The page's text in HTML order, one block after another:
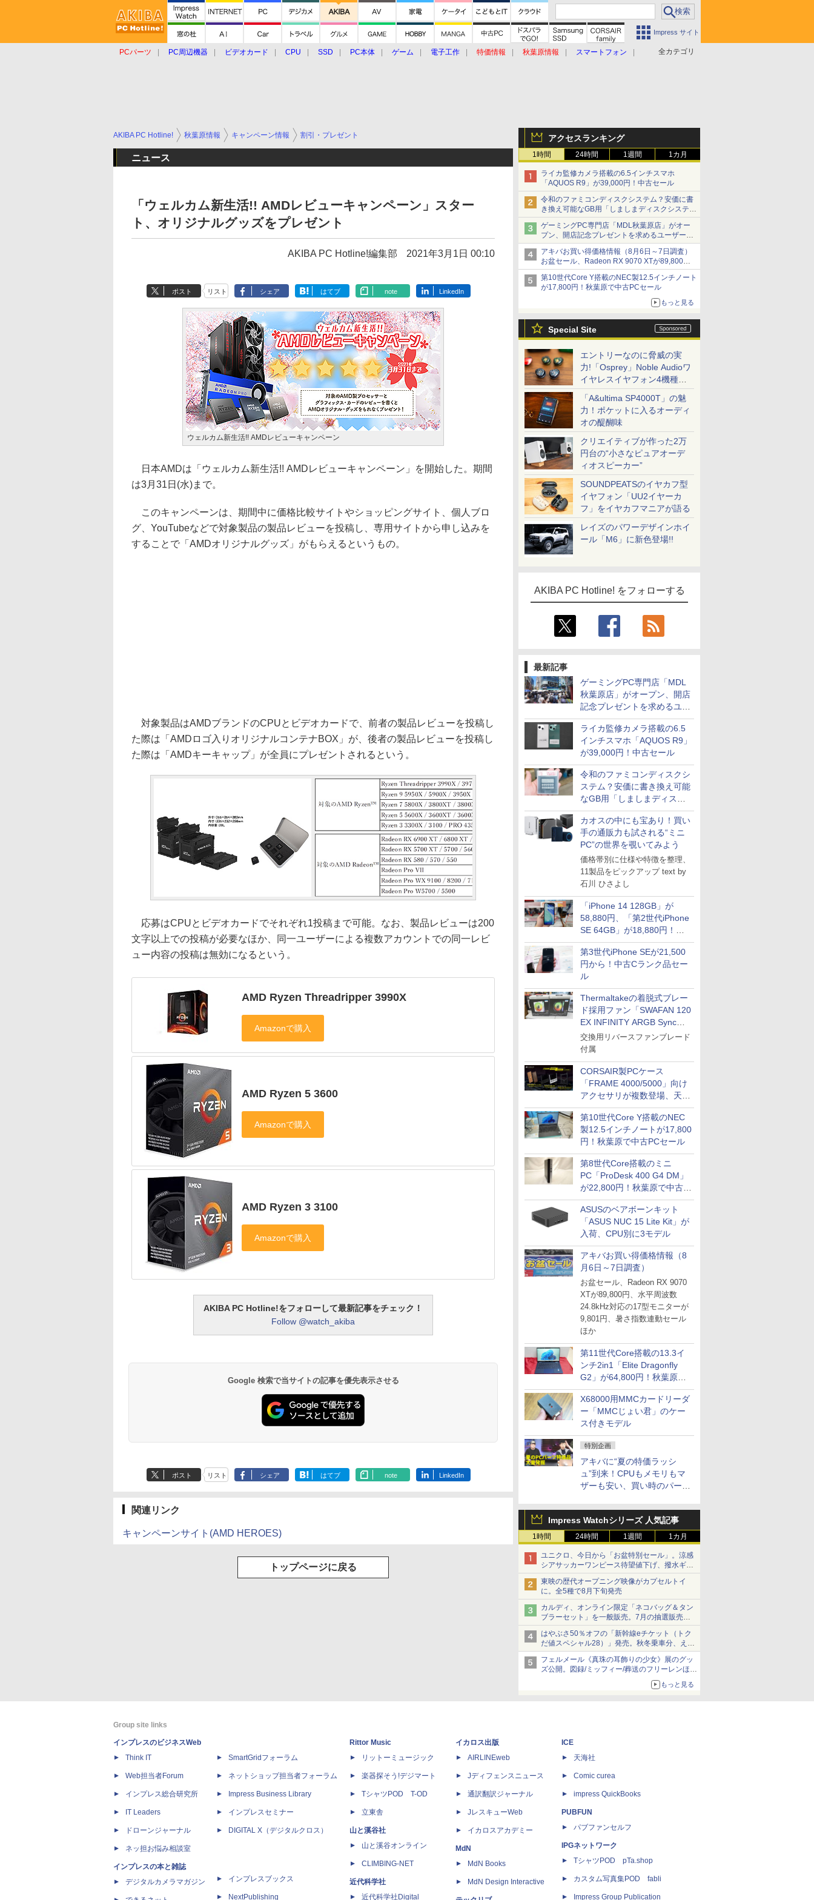
Impress サイト
全カテゴリ
PCパーツ PC周辺機器 ビデオカード CPU SSD PC本体 ゲーム 電子工作 特価情報 秋葉原情報
スマートフォン
アクセスランキング
1時間 24時間 1週間 1カ月
ライカ監修カメラ搭載の6.5インチスマホ
「AQUOS R9」が39,000円！中古セール
令和のファミコンディスクシステム？安価に書
き換え可能なGB用「しましまディスクシステ
ム」
ゲーミングPC専門店「MDL秋葉原店」がオー
プン、開店記念プレゼントを求めるユーザーが
押し寄せ長蛇の列に
アキバお買い得価格情報（8月6日～7日調査）
お盆セール、Radeon RX 9070 XTが89,800
円、水平周波数24.8kHz対応の17型モニターが
9,801円、暑さ指数連動セール ほか
第10世代Core Y搭載のNEC製12.5インチノート
が17,800円！秋葉原で中古PCセール
もっと見る
Special Site
エントリーなのに脅威の実
力!「Osprey」Noble Audioワ
イヤレスイヤフォン4機種を
一気に聴く
「A&ultima SP4000T」の魅
力！ポケットに入るオーディ
オの醍醐味
クリエイティブが作った2万
円台の“小さなピュアオーデ
ィオスピーカー”
SOUNDPEATSのイヤカフ型
イヤフォン「UU2イヤーカ
フ」をイヤカフマニアが語る
レイズのパワーデザインホイ
ール「M6」に新色登場!!
AKIBA PC Hotline! をフォローする
最新記事
ゲーミングPC専門店「MDL
秋葉原店」がオープン、開店
記念プレゼントを求めるユー
ザーが押し寄せ長蛇の列に
ライカ監修カメラ搭載の6.5
インチスマホ「AQUOS R9」
が39,000円！中古セール
令和のファミコンディスクシ
ステム？安価に書き換え可能
なGB用「しましまディスク
システム」
カオスの中にも宝あり！買い
手の通販力も試される“ミニ
PC”の世界を覗いてみよう
価格帯別に仕様や特徴を整理、
11製品をピックアップ text by
石川 ひさよし
「iPhone 14 128GB」が
58,880円、「第2世代iPhone
SE 64GB」が18,880円！中
古Bランク品セール
第3世代iPhone SEが21,500
円から！中古Cランク品セー
ル
Thermaltakeの着脱式ブレー
ド採用ファン「SWAFAN 120
EX INFINITY ARGB Sync」
に単品パッケージ
交換用リバースファンブレード
付属
CORSAIR製PCケース
「FRAME 4000/5000」向け
アクセサリが複数登場、天然
木製パネルや背面コネクタ対
応トレイなど
第10世代Core Y搭載のNEC
製12.5インチノートが17,800
円！秋葉原で中古PCセール
第8世代Core搭載のミニ
PC「ProDesk 400 G4 DM」
が22,800円！秋葉原で中古
PCセール
ASUSのベアボーンキット
「ASUS NUC 15 Lite Kit」が
入荷、CPU別に3モデル
アキバお買い得価格情報（8
月6日～7日調査）
お盆セール、Radeon RX 9070
XTが89,800円、水平周波数
24.8kHz対応の17型モニターが
9,801円、暑さ指数連動セール
ほか
第11世代Core搭載の13.3イ
ンチ2in1「Elite Dragonfly
G2」が64,800円！秋葉原で
中古PCセール
X68000用MMCカードリーダ
ー「MMCじょい君」のケー
ス付きモデル
特別企画
アキバに“夏の特価ラッシ
ュ”到来！CPUもメモリもマ
ザーも安い、買い時のパーツ
Impress Watchシリーズ 人気記事
1時間 24時間 1週間 1カ月
ユニクロ、今日から「お盆特別セール」。涼感
シアサッカーワンピース待望値下げ、撥水ギア
ショーツは1990円に
東映の歴代オープニング映像がカプセルトイ
に。全5種で8月下旬発売
カルディ、オンライン限定「ネコバッグ＆タン
ブラーセット」を一般販売。7月の抽選販売の
当選無効分
はやぶさ50％オフの「新幹線eチケット（トク
だ値スペシャル28）」発売。秋冬乗車分、えき
ねっと限定
フェルメール《真珠の耳飾りの少女》展のグッ
ズ公開。図録/ミッフィー/葬送のフリーレンほ
もっと見る
AKIBA PC Hotline! 秋葉原情報 キャンペーン情報 割引・プレゼント
ニュース
「ウェルカム新生活!! AMDレビューキャンペーン」スター
ト、オリジナルグッズをプレゼント
AKIBA PC Hotline!編集部 2021年3月1日 00:10
ポスト リスト シェア はてブ note LinkedIn
ウェルカム新生活!! AMDレビューキャンペーン
日本AMDは「ウェルカム新生活!! AMDレビューキャンペーン」を開始した。期間
は3月31日(水)まで。
このキャンペーンは、期間中に価格比較サイトやショッピングサイト、個人ブロ
グ、YouTubeなどで対象製品の製品レビューを投稿し、専用サイトから申し込みを
することで「AMDオリジナルグッズ」がもらえるというもの。
対象製品はAMDブランドのCPUとビデオカードで、前者の製品レビューを投稿し
た際は「AMDロゴ入りオリジナルコンテナBOX」が、後者の製品レビューを投稿し
た際は「AMDキーキャップ」が全員にプレゼントされるという。
応募はCPUとビデオカードでそれぞれ1投稿まで可能。なお、製品レビューは200
文字以上での投稿が必要なほか、同一ユーザーによる複数アカウントでの同一レビ
ュー内容の投稿は無効になるという。
AMD Ryzen Threadripper 3990X
AMD Ryzen 5 3600
AMD Ryzen 3 3100
AKIBA PC Hotline!をフォローして最新記事をチェック！
Follow @watch_akiba
Google 検索で当サイトの記事を優先表示させる
ポスト リスト シェア はてブ note LinkedIn
関連リンク
キャンペーンサイト(AMD HEROES)
トップページに戻る
Group site links
インプレスのビジネスWeb
Think IT
Web担当者Forum
インプレス総合研究所
IT Leaders
ドローンジャーナル
ネッ担お悩み相談室
インプレスの本と雑誌
デジタルカメラマガジン
SmartGridフォーラム
ネットショップ担当者フォーラム
Impress Business Library
インプレスセミナー
DIGITAL X（デジタルクロス）
インプレスブックス
NextPublishing
Rittor Music
リットーミュージック
楽器探そう!デジマート
TシャツPOD T-OD
立東舎
山と溪谷社
山と溪谷オンライン
CLIMBING-NET
近代科学社
近代科学社Digital
イカロス出版
AIRLINEweb
Jディフェンスニュース
通訳翻訳ジャーナル
JレスキューWeb
イカロスアカデミー
MdN
MdN Books
MdN Design Interactive
ICE
天海社
Comic curea
impress QuickBooks
PUBFUN
パブファンセルフ
IPGネットワーク
TシャツPOD pTa.shop
カスタム写真集POD fabli
Impress Group Publication